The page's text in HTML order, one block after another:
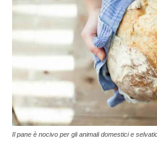
Il pane è nocivo per gli animali domestici e